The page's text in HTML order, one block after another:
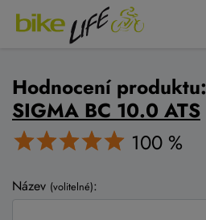
Hodnocení produktu:
SIGMA BC 10.0 ATS
100 %
Název (volitelné):